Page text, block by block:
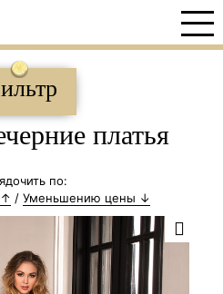
платья
по:
↑ / Уменьшению цены ↓